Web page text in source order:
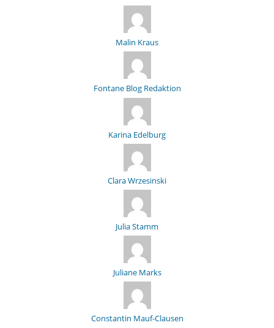
Malin Kraus
Fontane Blog Redaktion
Karina Edelburg
Clara Wrzesinski
Julia Stamm
Juliane Marks
Constantin Mauf-Clausen